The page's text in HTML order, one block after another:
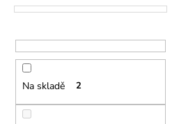
Na skladě 2